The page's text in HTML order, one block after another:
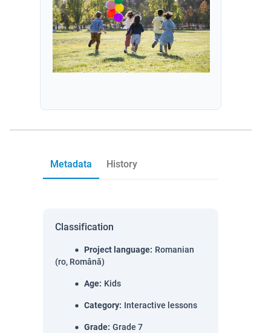
Metadata History
Classification
Project language: Romanian
(ro, Română)
Age: Kids
Category: Interactive lessons
Grade: Grade 7